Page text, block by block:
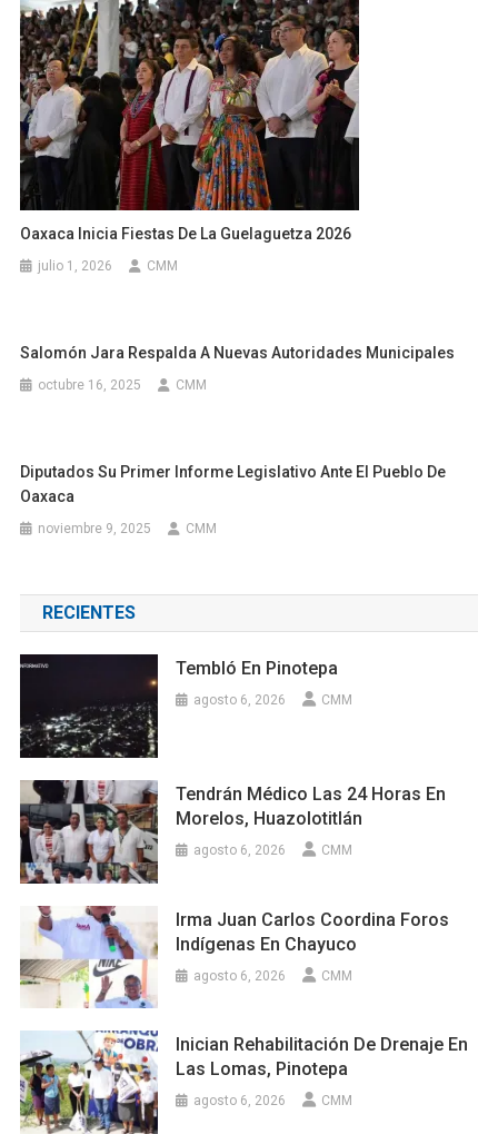
Oaxaca Inicia Fiestas De La Guelaguetza 2026
julio 1, 2026 CMM
Salomón Jara Respalda A Nuevas Autoridades Municipales
octubre 16, 2025 CMM
Diputados Su Primer Informe Legislativo Ante El Pueblo De
Oaxaca
noviembre 9, 2025 CMM
RECIENTES
Tembló En Pinotepa
agosto 6, 2026 CMM
Tendrán Médico Las 24 Horas En
Morelos, Huazolotitlán
agosto 6, 2026 CMM
Irma Juan Carlos Coordina Foros
Indígenas En Chayuco
agosto 6, 2026 CMM
Inician Rehabilitación De Drenaje En
Las Lomas, Pinotepa
agosto 6, 2026 CMM